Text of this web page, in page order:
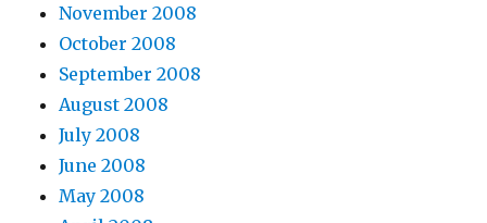
November 2008
October 2008
September 2008
August 2008
July 2008
June 2008
May 2008